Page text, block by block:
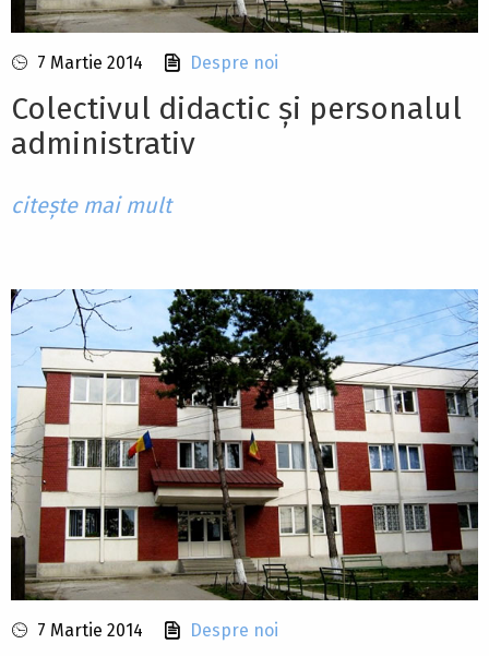
7 Martie 2014 Despre noi
Colectivul didactic și personalul
administrativ
citește mai mult
7 Martie 2014 Despre noi